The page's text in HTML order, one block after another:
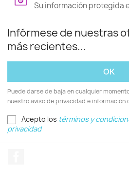
Su información protegida
Infórmese de nuestras
más recientes...
Puede darse de baja en cualquier
nuestro aviso de privacidad e información
Acepto los términos y
privacidad